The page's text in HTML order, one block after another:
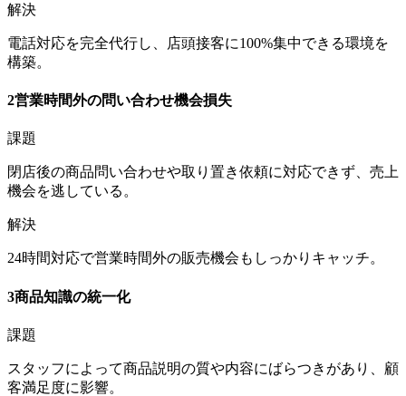
解決
電話対応を完全代行し、店頭接客に100%集中できる環境を
構築。
2営業時間外の問い合わせ機会損失
課題
閉店後の商品問い合わせや取り置き依頼に対応できず、売上
機会を逃している。
解決
24時間対応で営業時間外の販売機会もしっかりキャッチ。
3商品知識の統一化
課題
スタッフによって商品説明の質や内容にばらつきがあり、顧
客満足度に影響。